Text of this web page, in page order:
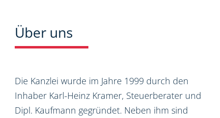
Über uns
Die Kanzlei wurde im Jahre 1999 durch den
Inhaber Karl-Heinz Kramer, Steuerberater und
Dipl. Kaufmann gegründet. Neben ihm sind